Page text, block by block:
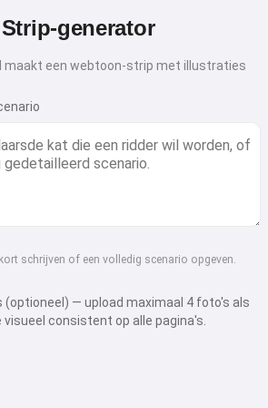
generator
maakt een webtoon-strip met illustraties
schrijven of een volledig scenario opgeven.
(optioneel) — upload maximaal 4 foto's als
consistent op alle pagina's.
Ik ben Storiko 👋